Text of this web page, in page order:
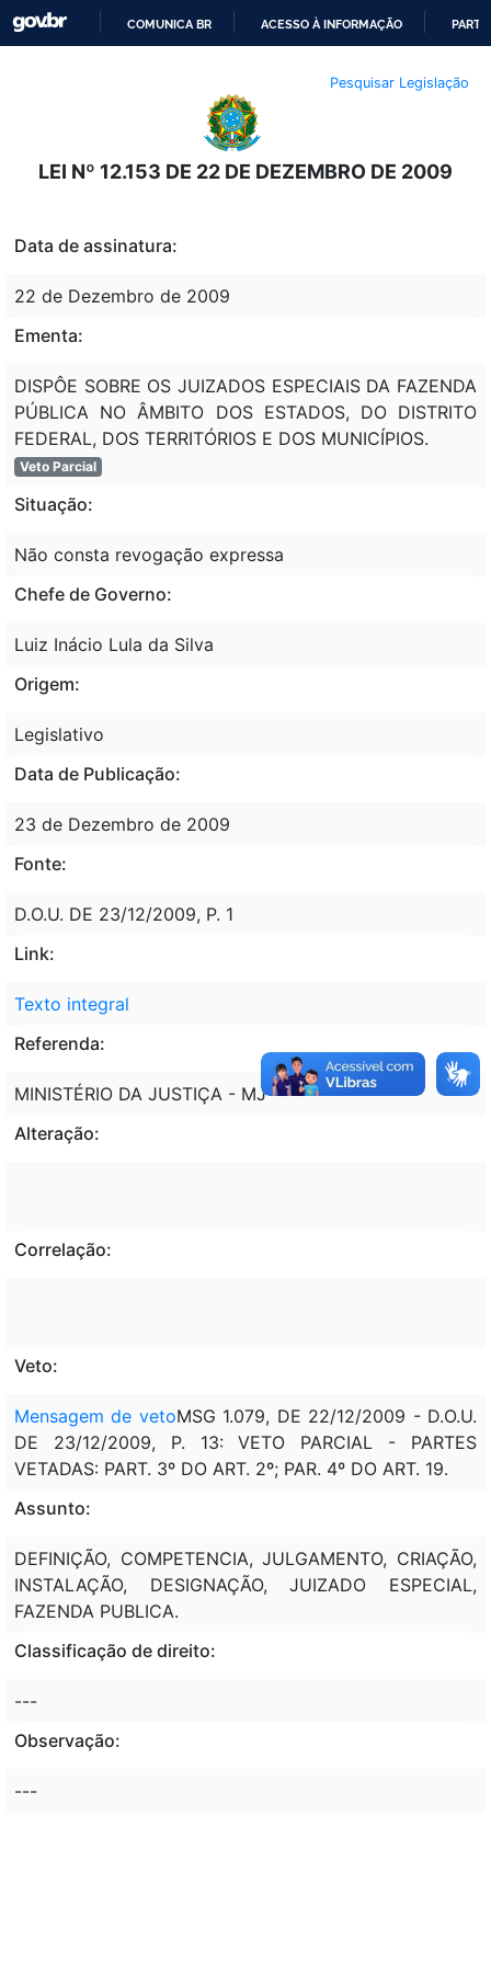
O
CONTEÚDO
COMUNICA BR ACESSO À INFORMAÇÃO
Pesquisar Legislação
LEI Nº 12.153 DE 22 DE DEZEMBRO DE 2009
Data de assinatura:
22 de Dezembro de 2009
Ementa:
DISPÔE SOBRE OS JUIZADOS ESPECIAIS DA FAZENDA
PÚBLICA NO ÂMBITO DOS ESTADOS, DO DISTRITO
FEDERAL, DOS TERRITÓRIOS E DOS MUNICÍPIOS.
Veto Parcial
Situação:
Não consta revogação expressa
Chefe de Governo:
Luiz Inácio Lula da Silva
Origem:
Legislativo
Data de Publicação:
23 de Dezembro de 2009
Fonte:
D.O.U. DE 23/12/2009, P. 1
Link:
Texto integral
Referenda:
MINISTÉRIO DA JUSTIÇA - MJ
Alteração:
Correlação:
Veto:
Mensagem de vetoMSG 1.079, DE 22/12/2009 - D.O.U.
DE 23/12/2009, P. 13: VETO PARCIAL - PARTES
VETADAS: PART. 3º DO ART. 2º; PAR. 4º DO ART. 19.
Assunto:
DEFINIÇÃO, COMPETENCIA, JULGAMENTO, CRIAÇÃO,
INSTALAÇÃO, DESIGNAÇÃO, JUIZADO ESPECIAL,
FAZENDA PUBLICA.
Classificação de direito:
---
Observação:
---